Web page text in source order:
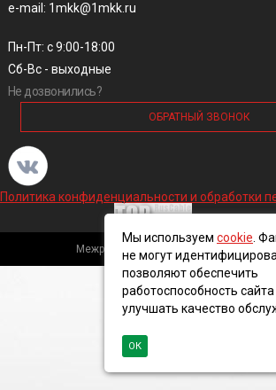
e-mail: 1mkk@1mkk.ru
Пн-Пт: с 9:00-18:00
Сб-Вс - выходные
Не дозвонились?
ОБРАТНЫЙ ЗВОНОК
Политика конфиденциальности и обработки
Межрегиональная кабельная
Мы используем cookie .
не могут
позволяют обеспечить
работоспособность
улучшать качество
ОК